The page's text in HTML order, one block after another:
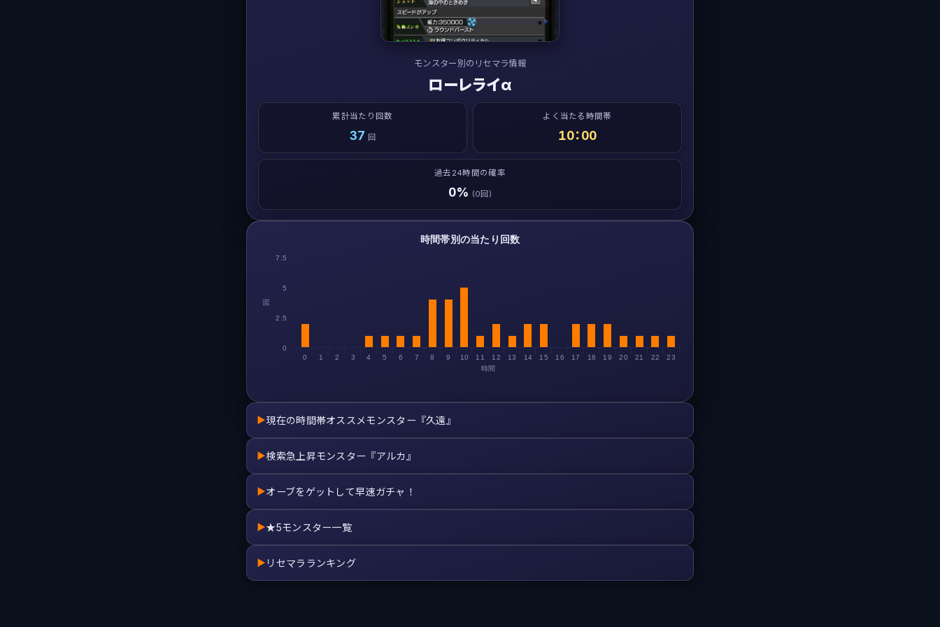
モンスター別のリセマラ情報
ローレライα
累計当たり回数
37 回
よく当たる時間帯
10：00
過去24時間の確率
0% (0回)
時間
回
時間帯別の当たり回数
0 1 2 3 4 5 6 7 8 9 10 11 12 13 14 15 16 17 18 19 20 21 22 23
0
2.5
5
7.5
▶現在の時間帯オススメモンスター『久遠』
▶検索急上昇モンスター『アルカ』
▶オーブをゲットして早速ガチャ！
▶★5モンスター一覧
▶ リセマラランキング